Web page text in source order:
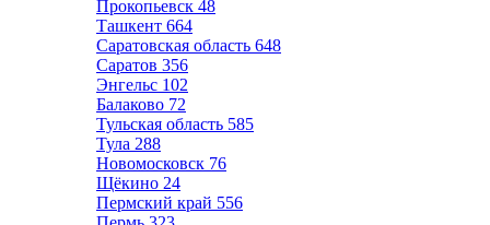
Прокопьевск 48
Ташкент 664
Саратовская область 648
Саратов 356
Энгельс 102
Балаково 72
Тульская область 585
Тула 288
Новомосковск 76
Щёкино 24
Пермский край 556